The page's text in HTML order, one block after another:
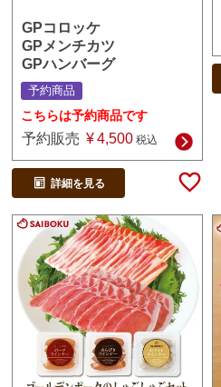
GPコロッケ
GPメンチカツ
GPハンバーグ
予約商品
こちらは予約商品です
予約販売 ¥ 4,500 税込
詳細を見る